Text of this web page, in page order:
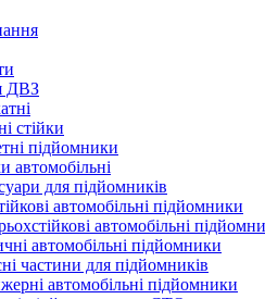
ДВЗ
стійки
підйомники
автомобільні
для підйомників
автомобільні підйомники
автомобільні
автомобільні підйомники
частини для підйомників
автомобільні підйомники